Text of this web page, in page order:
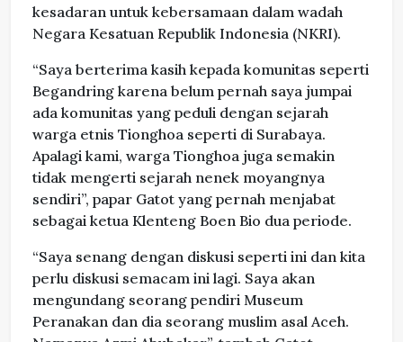
kesadaran untuk kebersamaan dalam wadah
Negara Kesatuan Republik Indonesia (NKRI).
“Saya berterima kasih kepada komunitas seperti
Begandring karena belum pernah saya jumpai
ada komunitas yang peduli dengan sejarah
warga etnis Tionghoa seperti di Surabaya.
Apalagi kami, warga Tionghoa juga semakin
tidak mengerti sejarah nenek moyangnya
sendiri”, papar Gatot yang pernah menjabat
sebagai ketua Klenteng Boen Bio dua periode.
“Saya senang dengan diskusi seperti ini dan kita
perlu diskusi semacam ini lagi. Saya akan
mengundang seorang pendiri Museum
Peranakan dan dia seorang muslim asal Aceh.